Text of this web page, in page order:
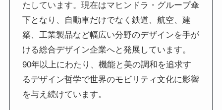
たしています。現在はマヒンドラ・グループ傘
下となり、自動車だけでなく鉄道、航空、建
築、工業製品など幅広い分野のデザインを手が
ける総合デザイン企業へと発展しています。
90年以上にわたり、機能と美の調和を追求す
るデザイン哲学で世界のモビリティ文化に影響
を与え続けています。